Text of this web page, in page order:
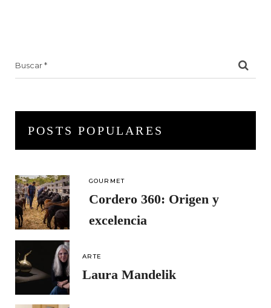
POSTS POPULARES
GOURMET
Cordero 360: Origen y
excelencia
ARTE
Laura Mandelik